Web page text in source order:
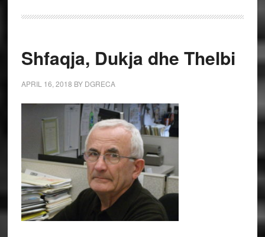
Shfaqja, Dukja dhe Thelbi
APRIL 16, 2018 BY DGRECA